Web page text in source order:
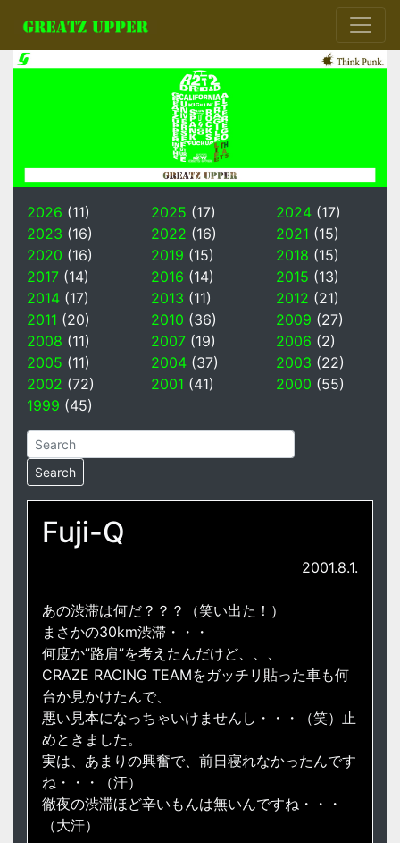
2026 (11) 2025 (17) 2024(17)
2023 (16) 2022 (16) 2021 (15)
2020 (16) 2019 (15) 2018 (15)
2017 (14) 2016 (14) 2015 (13)
2014 (17) 2013 (11) 2012 (21)
2011 (20) 2010 (36) 2009 (27)
2008 (11) 2007 (19) 2006 (2)
2005 (11) 2004 (37) 2003 (22)
2002 (72) 2001 (41) 2000 (55)
1999 (45)
Fuji-Q
2001.8.1.
あの渋滞は何だ？？？（笑い出た！）
まさかの30km渋滞・・・
何度か”路肩”を考えたんだけど、、、
CRAZE RACING TEAMをガッチリ貼った車も何
台か見かけたんで、
悪い見本になっちゃいけませんし・・・（笑）止
めときました。
実は、あまりの興奮で、前日寝れなかったんです
ね・・・（汗）
徹夜の渋滞ほど辛いもんは無いんですね・・・
（大汗）